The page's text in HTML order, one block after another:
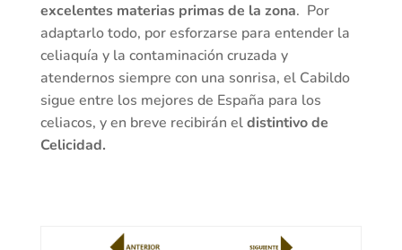
excelentes materias primas de la zona. Por
adaptarlo todo, por esforzarse para entender la
celiaquía y la contaminación cruzada y
atendernos siempre con una sonrisa, el Cabildo
sigue entre los mejores de España para los
celiacos, y en breve recibirán eldistintivo de
Celicidad.